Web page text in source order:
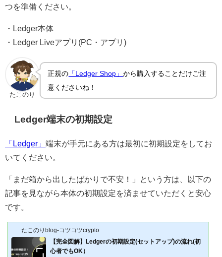
つを準備ください。
・Ledger本体
・Ledger Liveアプリ(PC・アプリ)
たこのり
正規の 「Ledger Shop」から購入することだけご注
意くださいね！
Ledger端末の初期設定
「Ledger」 端末が手元にある方は最初に初期設定をしてお
いてください。
「まだ箱から出したばかりで不安！」という方は、以下の
記事を見ながら本体の初期設定を済ませていただくと安心
です。
たこのりblog-コツコツcrypto
【完全図解】Ledgerの初期設定(セットアップ)の流れ(初
心者でもOK）